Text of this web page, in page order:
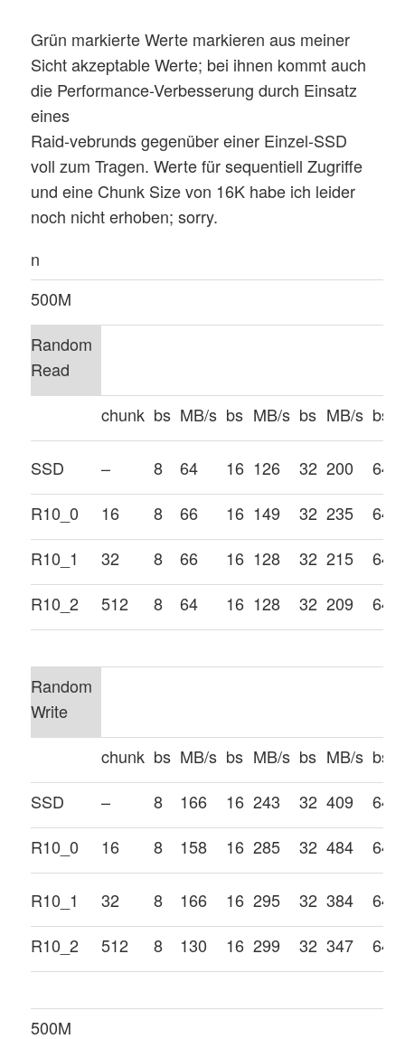
Grün markierte Werte markieren aus meiner
Sicht akzeptable Werte; bei ihnen kommt auch
die Performance-Verbesserung durch Einsatz
eines
Raid-vebrunds gegenüber einer Einzel-SSD
voll zum Tragen. Werte für sequentiell Zugriffe
und eine Chunk Size von 16K habe ich leider
noch nicht erhoben; sorry.
n
500M
Random
Read
chunk bs MB/s bs MB/s bs MB/s bs
SSD – 8 64 16 126 32 200 64
R10_0
16 8 66 16 149 32 235 64
R10_1
32 8 66 16 128 32 215 64
R10_2
512 8 64 16 128 32 209 64
Random
Write
chunk bs MB/s bs MB/s bs MB/s bs
SSD
– 8 166 16 243 32 409 64
R10_0
16 8 158 16 285 32 484 64
R10_1 32 8 166 16 295 32 384 64
R10_2
512 8 130 16 299 32 347 64
500M